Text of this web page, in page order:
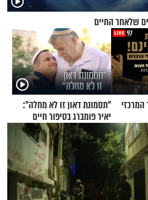
שלאחר החיים
"תסמונת דאון זו לא מחלה":
יאיר פומברג בסיפור חיים
מעורר השראה